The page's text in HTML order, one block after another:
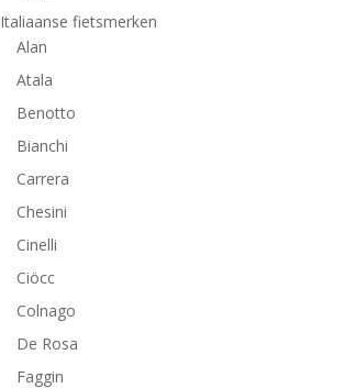
Italiaanse fietsmerken
Alan
Atala
Benotto
Bianchi
Carrera
Chesini
Cinelli
Ciöcc
Colnago
De Rosa
Faggin